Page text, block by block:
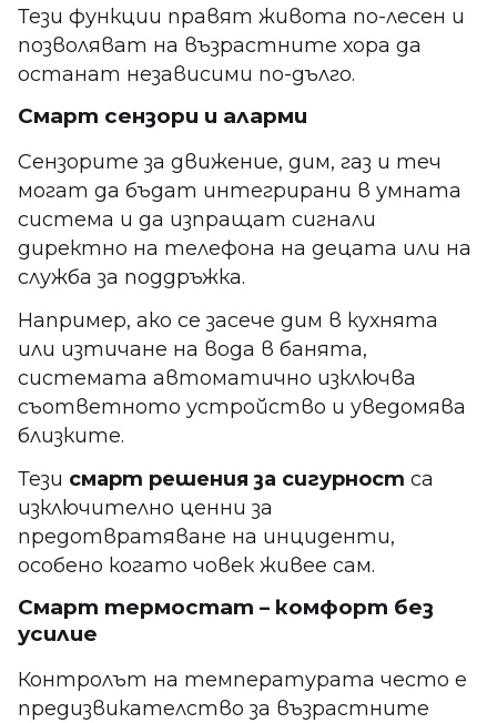
Тези функции правят живота по-лесен и
позволяват на възрастните хора да
останат независими по-дълго.
Смарт сензори и аларми
Сензорите за движение, дим, газ и теч
могат да бъдат интегрирани в умната
система и да изпращат сигнали
директно на телефона на децата или на
служба за поддръжка.
Например, ако се засече дим в кухнята
или изтичане на вода в банята,
системата автоматично изключва
съответното устройство и уведомява
близките.
Тези смарт решения за сигурност са
изключително ценни за
предотвратяване на инциденти,
особено когато човек живее сам.
Смарт термостат – комфорт без
усилие
Контролът на температурата често е
предизвикателство за възрастните